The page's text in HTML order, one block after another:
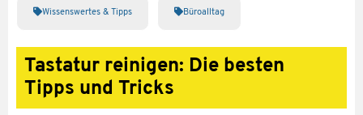
Wissenswertes & Tipps Büroalltag
Tastatur reinigen: Die besten
Tipps und Tricks